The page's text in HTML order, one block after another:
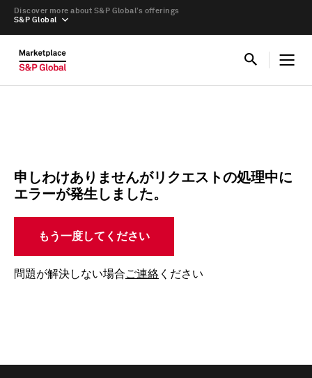
S&P Global
Discover more about S&P Global’s offerings
申しわけありませんがリクエストの処理中に
エラーが発生しました。
もう一度してください
問題が解決しない場合ご連絡 ください